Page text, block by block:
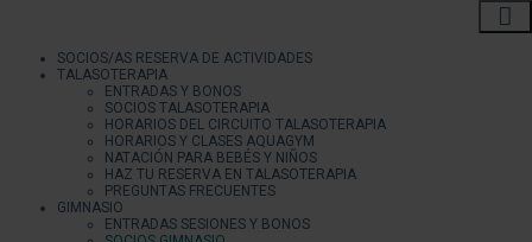
SOCIOS/AS RESERVA DE ACTIVIDADES
TALASOTERAPIA
ENTRADAS Y BONOS
SOCIOS TALASOTERAPIA
HORARIOS DEL CIRCUITO TALASOTERAPIA
HORARIOS Y CLASES AQUAGYM
NATACIÓN PARA BEBÉS Y NIÑOS
HAZ TU RESERVA EN TALASOTERAPIA
PREGUNTAS FRECUENTES
GIMNASIO
ENTRADAS SESIONES Y BONOS